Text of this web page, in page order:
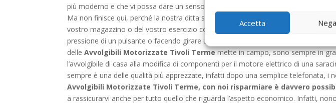
Accetta Nega
più moderno e che vi possa dare un senso di maggiore protezione, potete
Ma non finisce qui, perché la nostra ditta si occupa anche di automatizzare le
vostro magazzino o del vostro esercizio commerciale. Quindi, scegliendo noi,
pressione di un pulsante o facendo girare una chiave, la vostra pesantissima
delleAvvolgibili Motorizzate Tivoli Termemette in campo, sono sempre in
l’avvolgibile di casa alla modifica di componenti per il motore elettrico di una
sempre è una delle qualità più apprezzate, infatti dopo una semplice telefonata,
Avvolgibili Motorizzate Tivoli Terme, con noi risparmiare è davvero
a rassicurarvi anche per tutto quello che riguarda l’aspetto economico. Infatti,